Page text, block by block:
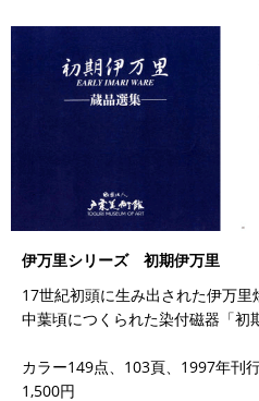
伊万里シリーズ 初期伊万里
17世紀初頭に生み出された伊万
中葉頃につくられた染付磁器「初
カラー149点、103頁、1997年刊
1,500円